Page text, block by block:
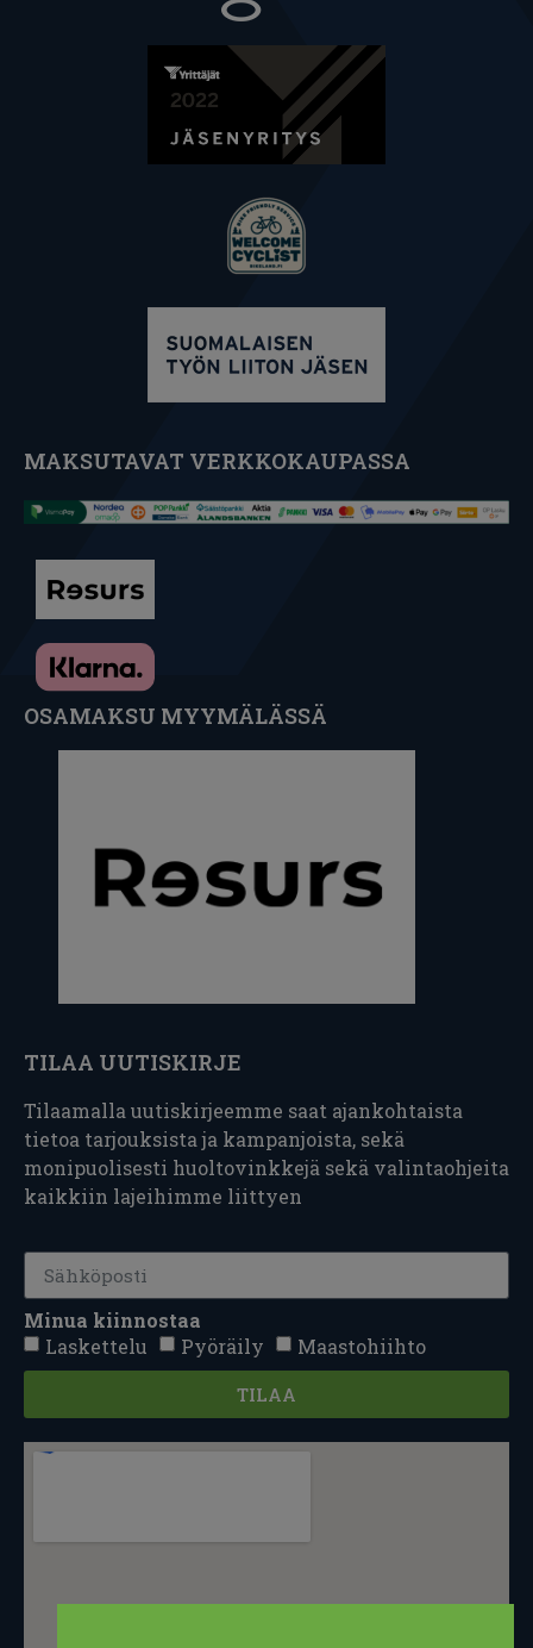
MAKSUTAVAT VERKKOKAUPASSA
OSAMAKSU MYYMÄLÄSSÄ
TILAA UUTISKIRJE
Tilaamalla uutiskirjeemme saat ajankohtaista
tietoa tarjouksista ja kampanjoista, sekä
monipuolisesti huoltovinkkejä sekä valintaohjeita
kaikkiin lajeihimme liittyen
Minua kiinnostaa
Laskettelu
Pyöräily Maastohiihto
TILAA